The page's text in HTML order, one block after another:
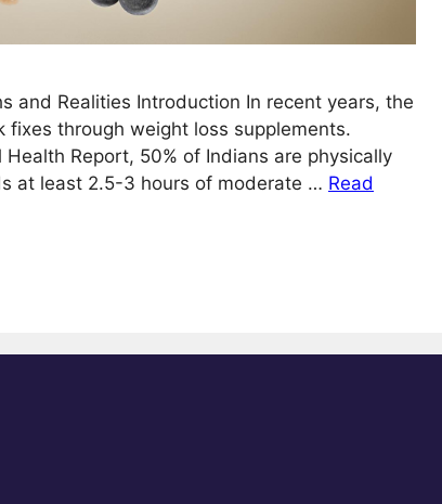
and Realities Introduction In recent years, the
through weight loss supplements.
Report, 50% of Indians are physically
at least 2.5-3 hours of moderate … Read